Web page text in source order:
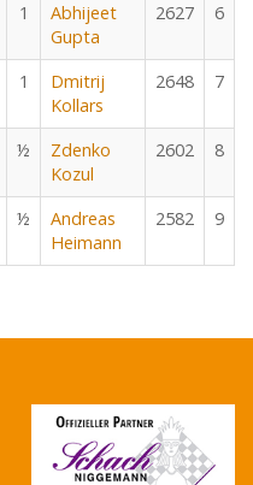
1
Abhijeet
Gupta
2627 6
1
Dmitrij
Kollars
2648 7
½
Zdenko
Kozul
2602 8
½
Andreas
Heimann
2582 9